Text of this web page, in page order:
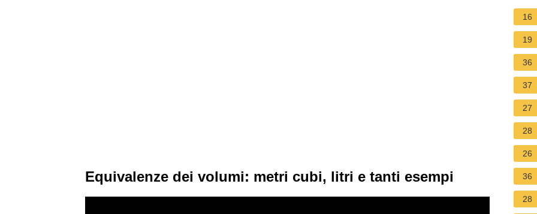
Equivalenze dei volumi: metri cubi, litri e tanti esempi
16
19
36
37
27
28
26
36
28